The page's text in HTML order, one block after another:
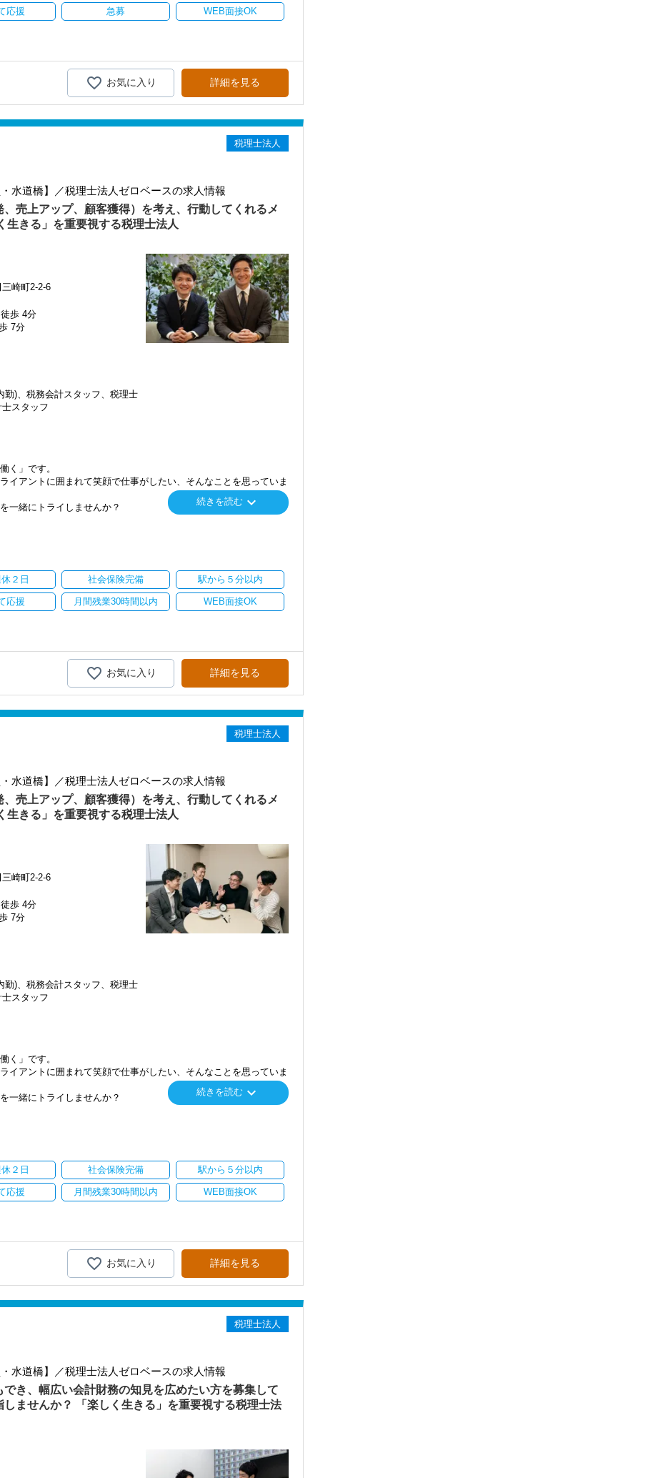
す。そのために今回経験者を募集させていただくことに致しまし
、相談対応などの基本業務に加えて、組織再編に関する業務もあ
有資格者が同行する体制を整えており、訪問については多くても原
をしっかりするのが弊社の特徴です。
に多くみられる資産管理会社のみの法人税申告業務ばかりというこ
ングや相続対策等の資産税業務を経験することも可能です。
とって、当社では下記のような特徴があります。
を両立できるよう、メンバー全員が協力する体制を設けています。
たい」、「試験前に休みを取って勉強に集中したい」など遠慮なく
ライフバランスも充実～】
在籍し、30代～40代と年齢も近いこともあり、フラットな組織体
それぞれが得意分野を活かして協力し合い、メンバー全員が一丸と
由です。働きやすい服装で業務に集中できます！
も相談可。柔軟に対応しています！
理なく働いて頂けるようメンバー全員でサポートします！
所。メンバー同士のやりとりもフランクなので新しく入社する方も
思える職場であり続けることを目標としています。
で、より良い事務所を一緒に作ってくれる人を歓迎します。
実現されやすい環境です。
います】
応できるプロを目指しながら長く勤めたい方
ャリアやスキルをじっくり身に付けたい方
挑戦したい方
当事務所をご検討ください！
すぐに打ち解けられ活躍できると思います。
最前線に立つ。」が私たちのビジョンです。
「One Step Ahead（一歩先へ）」を常に意識しています。
ことが、お客様のためになりますし、ご自身の成長にもなります。
提供できるだけでなく、自分の時間を有効に活用する事につながる
全体を調整するバランス感覚をお持ちの方、養っていきたい方はぜ
応援 急募 WEB面接OK
詳細を見る
お気に入り
税理士法人
水道橋】／税理士法人ゼロベースの求人情報
売上アップ、顧客獲得）を考え、行動してくれるメ
生きる」を重要視する税理士法人
崎町2-2-6
歩 4分
7分
勤)、税務会計スタッフ、税理士
スタッフ
く」です。
イアントに囲まれて笑顔で仕事がしたい、そんなことを思っていま
一緒にトライしませんか？
は困難を乗り越える必要があるかもしれません。
手を取り合って乗り越えていきませんか？
がら10年以上の事務所運営をやってきました。
もあるが、今までのクライアント業務に対する常識が覆る」といっ
った業務ではなく、大局的な視点から会社をとらえ、その中での会
ています
けではなく、お客様との対話を大切にしています。
相談ができる環境を整えています。
とらわれない働き方を目指しています
ているアルバイトスタッフの方々にも『お昼休憩＋中抜け』のよ
ます。
りますが、ゼロベースとしてルールを設定しています。
は、丁寧にレクチャーをしていきますのでその点ご安心くださ
ッフのスキルアップを応援します
、『どうしたら業務を削減できるのか』『どうしたらお客様が喜
たらスタッフみんなが働きやすく働けるのか』を日々考えていま
みんなで考え、どういう仕事をしてお客様に喜んでもらえるのか、
ながるかを全力で考えています！
と思っています。年末調整などの繁忙期は残業があるときもあり
ます！駅からも近く、気軽に出社ができます。
のため、とても出社がしやすい職場です。
には困りません笑。
食べる日を用意しています。当然ランチ代は事務所負担！
スキルアップを目指したい方を応援しています。
を一つのテーマに、社内研修制度を用意しています。
同一の評価』を目指した人事評価制度を導入・運用しています。
と給与・年収アップを目指す方々を支援しています。
資格手当を毎月支給し、資格取得も応援しています。
ッフを配置し、休暇が取りやすい体制を目指しています。
様への返答をテンポよく行うことが一番の理由です。
てしまっている・・」そんなときは別のスタッフが対応しますので
コンビニ全国10万点歩以上で特別価格！
受けやすい福利厚生を導入しています！
飲食、カラオケを楽しむことができます。
る働き方に応じて調整いたします。
要なパートナーとなれる人材を想定しています。
から、興味がある方には、税務のみならず以下のような多様なチャ
続きを読む keyboard_arrow_down
２日 社会保険完備 駅から５分以内
応援 月間残業30時間以内 WEB面接OK
詳細を見る
お気に入り
税理士法人
水道橋】／税理士法人ゼロベースの求人情報
売上アップ、顧客獲得）を考え、行動してくれるメ
生きる」を重要視する税理士法人
崎町2-2-6
歩 4分
7分
勤)、税務会計スタッフ、税理士
スタッフ
く」です。
イアントに囲まれて笑顔で仕事がしたい、そんなことを思っていま
一緒にトライしませんか？
は困難を乗り越える必要があるかもしれません。
手を取り合って乗り越えていきませんか？
がら10年以上の事務所運営をやってきました。
もあるが、今までのクライアント業務に対する常識が覆る」といっ
った業務ではなく、大局的な視点から会社をとらえ、その中での会
ています
けではなく、お客様との対話を大切にしています。
相談ができる環境を整えています。
とらわれない働き方を目指しています
ているアルバイトスタッフの方々にも『お昼休憩＋中抜け』のよ
ます。
りますが、ゼロベースとしてルールを設定しています。
続きを読む keyboard_arrow_down
２日 社会保険完備 駅から５分以内
応援 月間残業30時間以内 WEB面接OK
詳細を見る
お気に入り
税理士法人
水道橋】／税理士法人ゼロベースの求人情報
き、幅広い会計財務の知見を広めたい方を募集して
ませんか？ 「楽しく生きる」を重要視する税理士法